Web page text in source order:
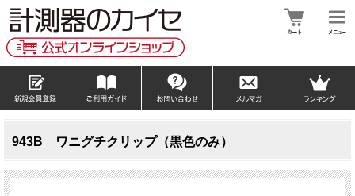
943B ワニグチクリップ（黒色のみ）